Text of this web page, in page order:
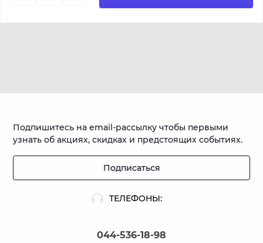
ТЕЛЕФОНЫ:
044-536-18-98
Подпишитесь на email-рассылку чтобы первыми
узнать об акциях, скидках и предстоящих событиях.
Подписаться